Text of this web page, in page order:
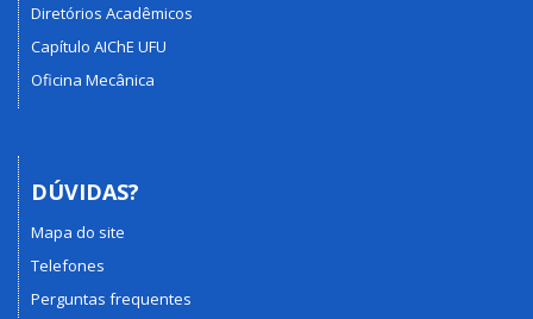
Diretórios Acadêmicos
Capítulo AIChE UFU
Oficina Mecânica
DÚVIDAS?
Mapa do site
Telefones
Perguntas frequentes